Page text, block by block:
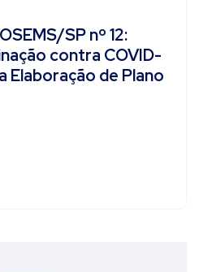
SP nº 12:
contra COVID-
Elaboração de Plano